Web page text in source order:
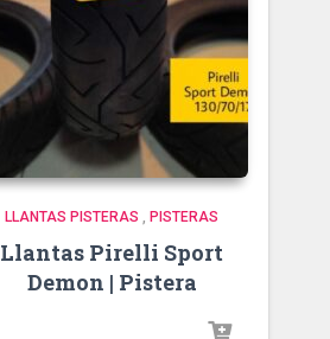
LLANTAS PISTERAS ,PISTERAS
Llantas Pirelli Sport
Demon | Pistera